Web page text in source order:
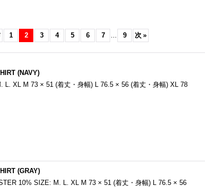
1 2 3 4 5 6 7 ... 9 次 »
(NAVY)
L. XL M 73 × 51 (着丈・身幅) L 76.5 × 56 (着丈・身幅) XL 78
(GRAY)
10% SIZE: M. L. XL M 73 × 51 (着丈・身幅) L 76.5 × 56